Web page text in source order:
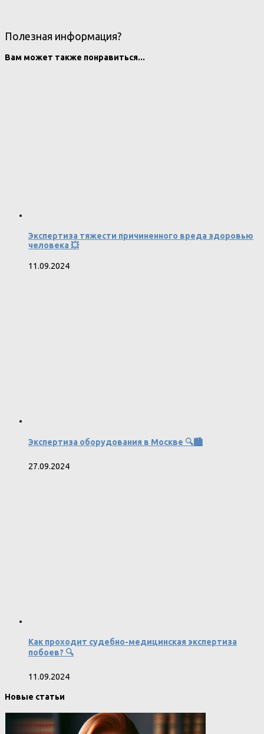
Полезная информация?
Вам может также понравиться...
Экспертиза тяжести причиненного вреда здоровью
человека 💥
11.09.2024
Экспертиза оборудования в Москве 🔍🏙️
27.09.2024
Как проходит судебно-медицинская экспертиза
побоев? 🔍
11.09.2024
Новые статьи